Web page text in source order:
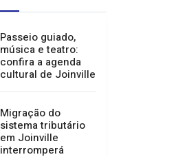
NOTÍCIAS
Passeio guiado,
cultural de Joinville
Migração do